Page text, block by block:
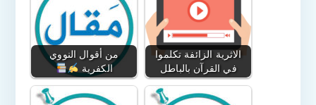
من أقوال النووي
الكفرية
الاثرية الزائفة تكلموا
في القرآن بالباطل